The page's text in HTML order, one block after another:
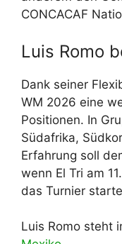
CONCACAF
Luis Romo
Dank seiner
WM 2026 eine
Positionen. In
Südafrika,
Erfahrung soll
wenn El Tri am
das Turnier
Luis Romo steht